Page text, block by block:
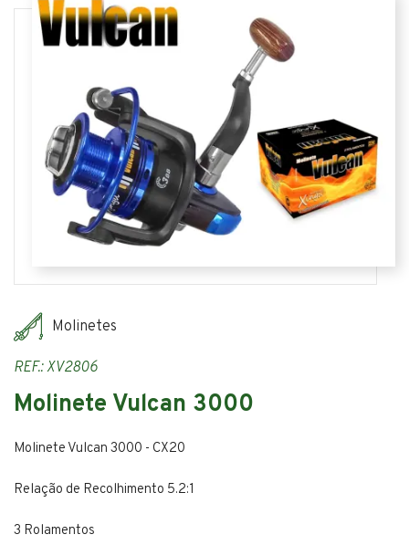
Molinetes
REF.: XV2806
Molinete Vulcan 3000
Molinete Vulcan 3000 - CX20
Relação de Recolhimento 5.2:1
3 Rolamentos